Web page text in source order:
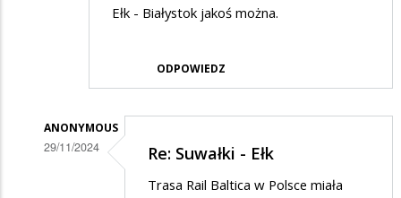
Ełk - Białystok jakoś można.
ODPOWIEDZ
ANONYMOUS
29/11/2024 Re: Suwałki - Ełk
Trasa Rail Baltica w Polsce miała